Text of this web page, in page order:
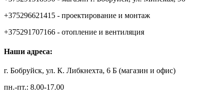
+375296621415 - проектирование и монтаж
+375291707166 - отопление и вентиляция
Наши адреса:
г. Бобруйск, ул. К. Либкнехта, 6 Б (магазин и офис)
пн.-пт.: 8.00-17.00